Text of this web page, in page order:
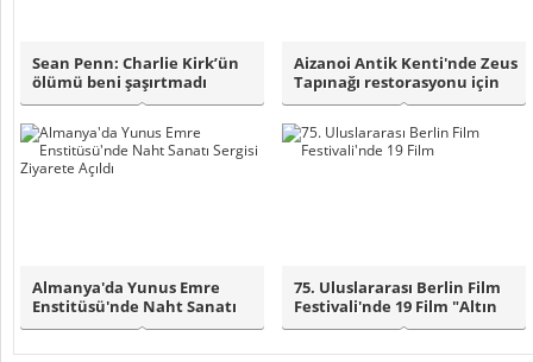
Sean Penn: Charlie Kirk’ün
ölümü beni şaşırtmadı
Aizanoi Antik Kenti'nde Zeus
Tapınağı restorasyonu için
mima..
Almanya'da Yunus Emre
Enstitüsü'nde Naht Sanatı
Sergisi Ziya..
75. Uluslararası Berlin Film
Festivali'nde 19 Film "Altın
Ay..